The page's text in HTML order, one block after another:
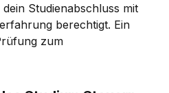
Studienabschluss mit
berechtigt. Ein
zum